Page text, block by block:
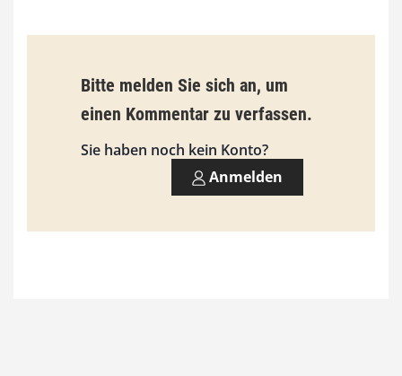
0
Bitte melden Sie sich an, um
einen Kommentar zu verfassen.
Sie haben noch kein Konto?
Anmelden